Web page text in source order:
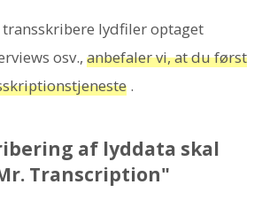
lydfiler optaget
osv., anbefaler vi, at du først
.
af lyddata skal
Transcription"